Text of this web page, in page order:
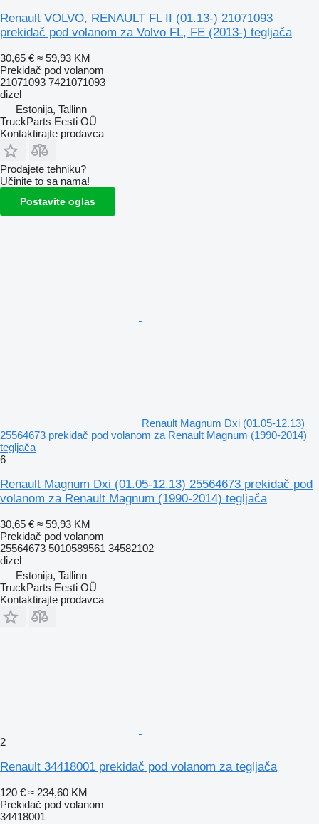
Renault VOLVO, RENAULT FL II (01.13-) 21071093
prekidač pod volanom za Volvo FL, FE (2013-) tegljača
30,65 € ≈ 59,93 KM
Prekidač pod volanom
21071093 7421071093
dizel
Estonija, Tallinn
TruckParts Eesti OÜ
Kontaktirajte prodavca
Prodajete tehniku?
Učinite to sa nama!
Postavite oglas
Renault Magnum Dxi (01.05-12.13)
25564673 prekidač pod volanom za Renault Magnum (1990-2014)
tegljača
6
Renault Magnum Dxi (01.05-12.13) 25564673 prekidač pod
volanom za Renault Magnum (1990-2014) tegljača
30,65 € ≈ 59,93 KM
Prekidač pod volanom
25564673 5010589561 34582102
dizel
Estonija, Tallinn
TruckParts Eesti OÜ
Kontaktirajte prodavca
2
Renault 34418001 prekidač pod volanom za tegljača
120 € ≈ 234,60 KM
Prekidač pod volanom
34418001